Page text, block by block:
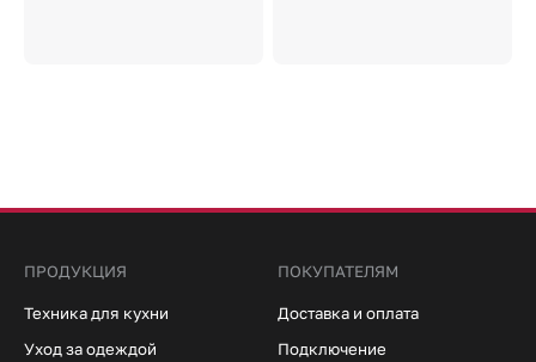
ПРОДУКЦИЯ
Техника для кухни
Уход за одеждой
ПОКУПАТЕЛЯМ
Доставка и оплата
Подключение